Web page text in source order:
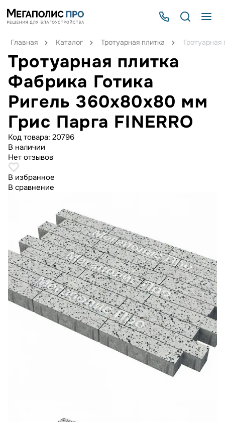
Главная Каталог Тротуарная плитка Тротуарная
Тротуарная плитка
Фабрика Готика
Ригель 360х80х80 мм
Грис Парга FINERRO
Код товара: 20796
В наличии
Нет отзывов
В избранное
В сравнение